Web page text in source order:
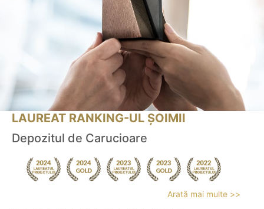
LAUREAT RANKING-UL ȘOIMII
Depozitul de Carucioare
Arată mai multe >>